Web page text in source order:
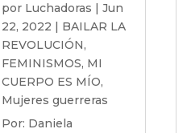
por Luchadoras
Jun
22, 2022
BAILAR LA
REVOLUCIÓN,
FEMINISMOS, MI
CUERPO ES MÍO,
Mujeres guerreras
Por: Daniela